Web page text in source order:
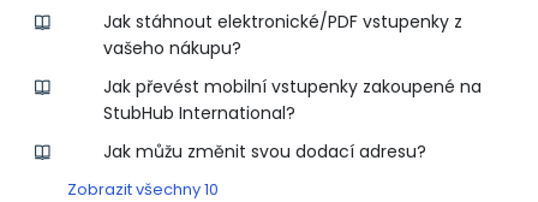
Jak stáhnout elektronické/PDF vstupenky z
vašeho nákupu?
Jak převést mobilní vstupenky zakoupené na
StubHub International?
Jak můžu změnit svou dodací adresu?
Zobrazit všechny 10